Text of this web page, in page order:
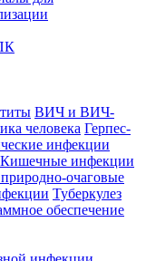
ВИЧ и ВИЧ-
человека Герпес-
инфекции
Кишечные инфекции
очаговые
Туберкулез
обеспечение